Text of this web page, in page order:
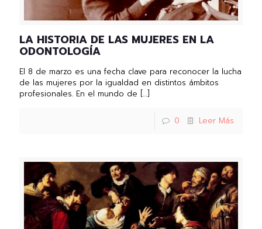
LA HISTORIA DE LAS MUJERES EN LA
ODONTOLOGÍA
El 8 de marzo es una fecha clave para reconocer la lucha
de las mujeres por la igualdad en distintos ámbitos
profesionales. En el mundo de […]
0 Leer Más